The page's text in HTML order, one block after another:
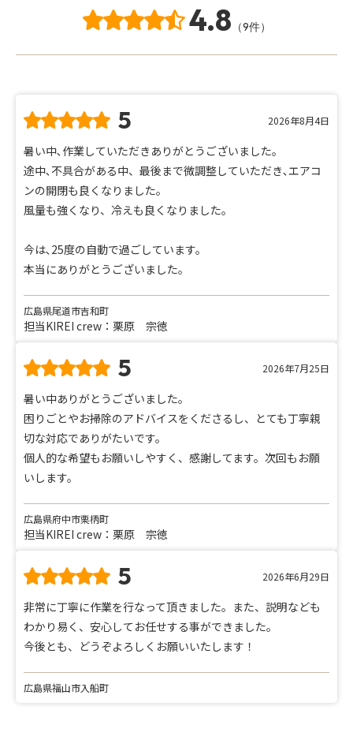
4.8 （9件）
5 2026年8月4日
暑い中､作業していただきありがとうございました。
途中､不具合がある中、最後まで微調整していただき､エアコ
ンの開閉も良くなりました。
風量も強くなり、冷えも良くなりました。
今は､25度の自動で過ごしています。
本当にありがとうございました。
広島県尾道市吉和町
担当KIREI crew：栗原 宗徳
5 2026年7月25日
暑い中ありがとうございました。
困りごとやお掃除のアドバイスをくださるし、とても丁寧親
切な対応でありがたいです。
個人的な希望もお願いしやすく、感謝してます。次回もお願
いします。
広島県府中市栗柄町
担当KIREI crew：栗原 宗徳
5 2026年6月29日
非常に丁寧に作業を行なって頂きました。また、説明なども
わかり易く、安心してお任せする事ができました。
今後とも、どうぞよろしくお願いいたします！
広島県福山市入船町